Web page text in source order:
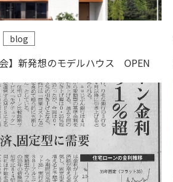
blog
会】新発想のモデルハウス OPEN